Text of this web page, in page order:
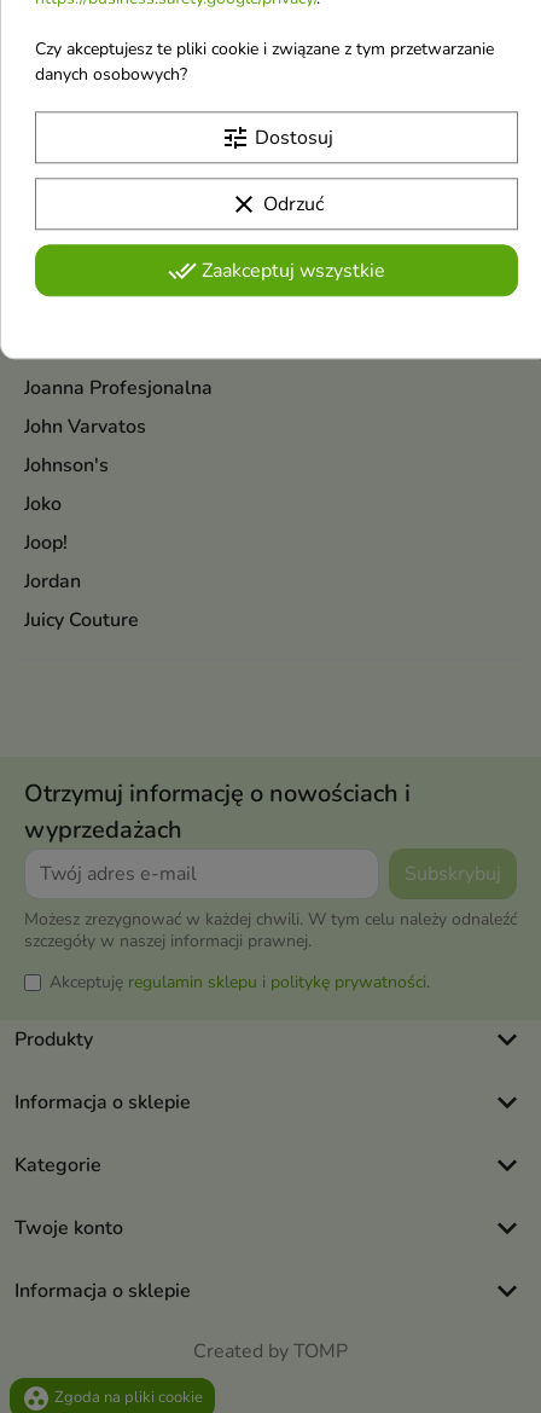
Jkosmec
Joico
Jmella in France
Jumiso
Jean Paul Gaultier
Joanna Profesjonalna
John Varvatos
Johnson's
Joko
Joop!
Jordan
Juicy Couture
Otrzymuj informację o nowościach i
wyprzedażach
Możesz zrezygnować w każdej chwili. W tym celu należy odnaleźć
szczegóły w naszej informacji prawnej.
Akceptuję regulamin sklepu i politykę prywatności.
Produkty keyboard_arrow_down
Informacja o sklepie keyboard_arrow_down
Kategorie keyboard_arrow_down
Twoje konto keyboard_arrow_down
Informacja o sklepie keyboard_arrow_down
Created by TOMP
Czy akceptujesz te pliki cookie i związane z tym przetwarzanie
danych osobowych?
tune Dostosuj
clear Odrzuć
done_allZaakceptuj wszystkie
group_work Zgoda na pliki cookie